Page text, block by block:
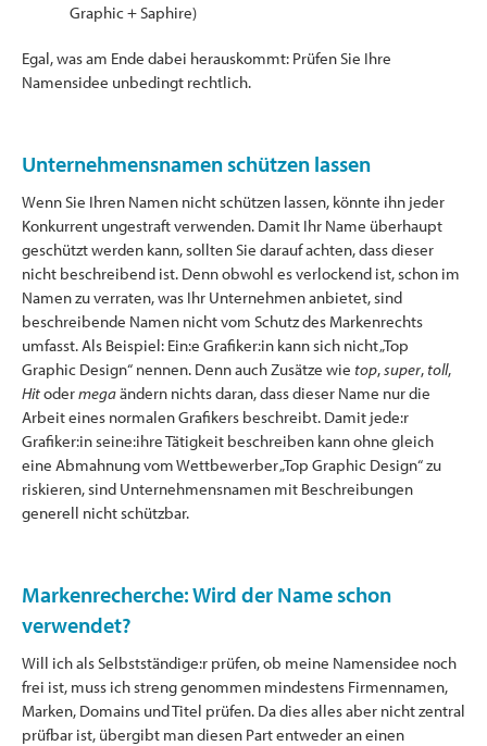
Graphic + Saphire)
Egal, was am Ende dabei herauskommt: Prüfen Sie Ihre
Namensidee unbedingt rechtlich.
Unternehmensnamen schützen lassen
Wenn Sie Ihren Namen nicht schützen lassen, könnte ihn jeder
Konkurrent ungestraft verwenden. Damit Ihr Name überhaupt
geschützt werden kann, sollten Sie darauf achten, dass dieser
nicht beschreibend ist. Denn obwohl es verlockend ist, schon im
Namen zu verraten, was Ihr Unternehmen anbietet, sind
beschreibende Namen nicht vom Schutz des Markenrechts
umfasst. Als Beispiel: Ein:e Grafiker:in kann sich nicht „Top
Graphic Design“ nennen. Denn auch Zusätze wie top,super, toll,
Hitodermegaändern nichts daran, dass dieser Name nur die
Arbeit eines normalen Grafikers beschreibt. Damit jede:r
Grafiker:in seine:ihre Tätigkeit beschreiben kann ohne gleich
eine Abmahnung vom Wettbewerber „Top Graphic Design“ zu
riskieren, sind Unternehmensnamen mit Beschreibungen
generell nicht schützbar.
Markenrecherche: Wird der Name schon
verwendet?
Will ich als Selbstständige:r prüfen, ob meine Namensidee noch
frei ist, muss ich streng genommen mindestens Firmennamen,
Marken, Domains und Titel prüfen. Da dies alles aber nicht zentral
prüfbar ist, übergibt man diesen Part entweder an einen